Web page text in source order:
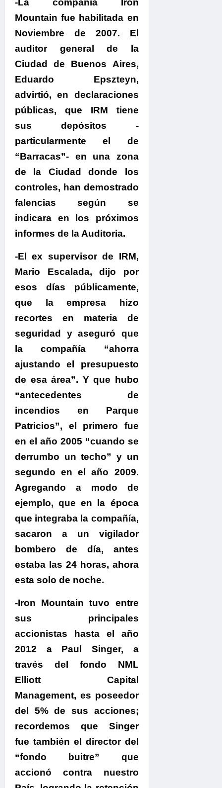
-La compañía Iron
Mountain fue habilitada en
Noviembre de 2007. El
auditor general de la
Ciudad de Buenos Aires,
Eduardo Epszteyn,
advirtió, en declaraciones
públicas, que IRM tiene
sus depósitos -
particularmente el de
“Barracas”- en una zona
de la Ciudad donde los
controles, han demostrado
falencias según se
indicara en los próximos
informes de la Auditoria.
-El ex supervisor de IRM,
Mario Escalada, dijo por
esos días públicamente,
que la empresa hizo
recortes en materia de
seguridad y aseguró que
la compañía “ahorra
ajustando el presupuesto
de esa área”. Y que hubo
“antecedentes de
incendios en Parque
Patricios”, el primero fue
en el año 2005 “cuando se
derrumbo un techo” y un
segundo en el año 2009.
Agregando a modo de
ejemplo, que en la época
que integraba la compañía,
sacaron a un vigilador
bombero de día, antes
estaba las 24 horas, ahora
esta solo de noche.
-Iron Mountain tuvo entre
sus principales
accionistas hasta el año
2012 a Paul Singer, a
través del fondo NML
Elliott Capital
Management, es poseedor
del 5% de sus acciones;
recordemos que Singer
fue también el director del
“fondo buitre” que
accionó contra nuestro